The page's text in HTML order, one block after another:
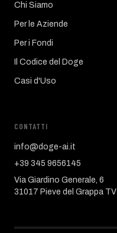
Chi Siamo
Per le Aziende
Per i Fondi
Il Codice del Doge
Casi d'Uso
CONTATTI
info@doge-ai.it
+39 345 9656145
Via Giardino Generale, 6
31017 Pieve del Grappa TV